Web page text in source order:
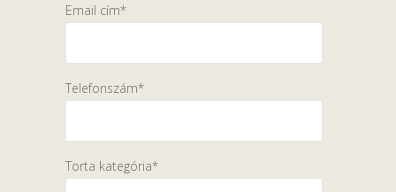
Email cím*
Telefonszám*
Torta kategória*